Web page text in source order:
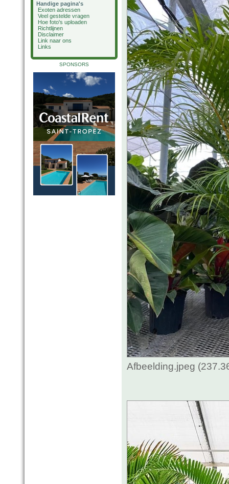
Handige pagina's
Exoten adressen
Veel gestelde vragen
Hoe foto's uploaden
Richtlijnen
Disclaimer
Link naar ons
Links
SPONSORS
Afbeelding.jpeg